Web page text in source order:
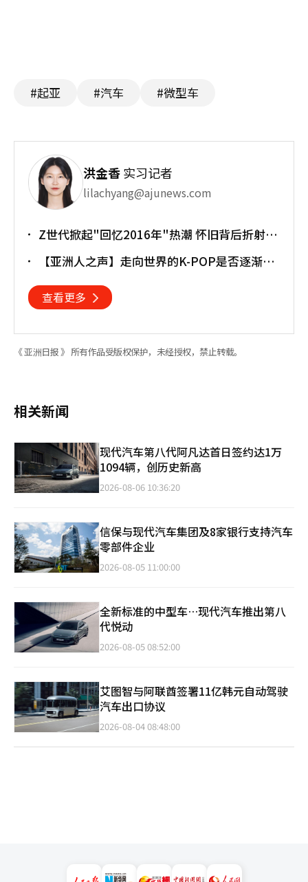
#起亚 #汽车 #微型车
洪金香实习记者
lilachyang@ajunews.com
Z世代掀起"回忆2016年"热潮 怀旧背后折射经
【亚洲人之声】走向世界的K-POP是否逐渐淡
查看更多
《 亚洲日报 》 所有作品受版权保护，未经授权，禁止转载。
相关新闻
现代汽车第八代阿凡达首日签约达1万
1094辆，创历史新高
2026-08-06 10:36:20
信保与现代汽车集团及8家银行支持汽车
零部件企业
2026-08-05 11:00:00
全新标准的中型车…现代汽车推出第八
代悦动
2026-08-05 08:52:00
艾图智与阿联酋签署11亿韩元自动驾驶
汽车出口协议
2026-08-04 08:48:00